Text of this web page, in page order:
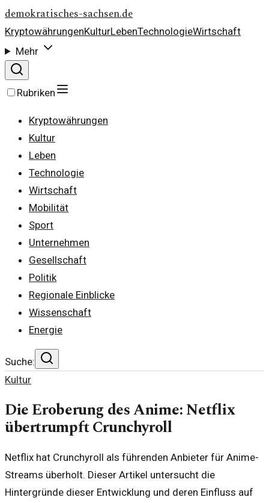
demokratisches-sachsen.de
KryptowährungenKulturLebenTechnologieWirtschaft
Mehr
Rubriken
Kryptowährungen
Kultur
Leben
Technologie
Wirtschaft
Mobilität
Sport
Unternehmen
Gesellschaft
Politik
Regionale Einblicke
Wissenschaft
Energie
Suche:
Kultur
Die Eroberung des Anime: Netflix
übertrumpft Crunchyroll
Netflix hat Crunchyroll als führenden Anbieter für Anime-
Streams überholt. Dieser Artikel untersucht die
Hintergründe dieser Entwicklung und deren Einfluss auf